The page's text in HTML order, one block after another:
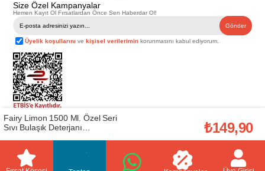
Size Özel Kampanyalar
Hemen Kayıt Ol Fırsatlardan Önce Sen Haberdar Ol!
Gönder
Üyelik koşullarını vekişisel verilerimin korunmasını kabul ediyorum.
Telif Hakkı © 2026Afeks Yapı Market
. Tüm hakları saklıdır.
Bu web sitesindeki tüm ürünler ticari amaçlıdır. Web sitemizde yer alan
görsel ve yazılı içerikler firmamıza ait olup, firmamızın yazılı izni alınmadan
başka yerlerde kullanılamaz. İçeriklerin izin alınmadan kopyalanması ve
kullanılması 5846 sayılı Fikir ve Sanat Eserleri Yasasına göre suçtur.
Fairy Limon 1500 Ml. Özel Seri
Sıvı Bulaşık Deterjanı
₺149,90